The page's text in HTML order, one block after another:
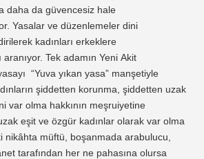
daha da güvencesizhale
Yasalarve düzenlemelerdini
kadınları erkeklere
aranıyor. Tek adamın Yeni Akit
“Yuva yıkan yasa” manşetiyle
şiddetten korunma, şiddetten uzak
var olma hakkının meşruiyetine
eşit ve özgür kadınlar olarak var olma
nikâhta müftü, boşanmada arabulucu,
tarafından her ne pahasına olursa